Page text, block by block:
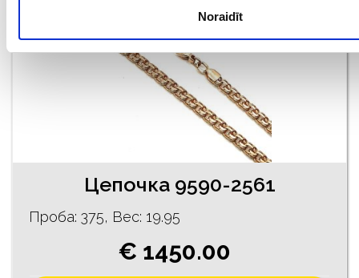
Noraidīt
Цепочка 9590-2561
Проба: 375, Bес: 19.95
€ 1450.00